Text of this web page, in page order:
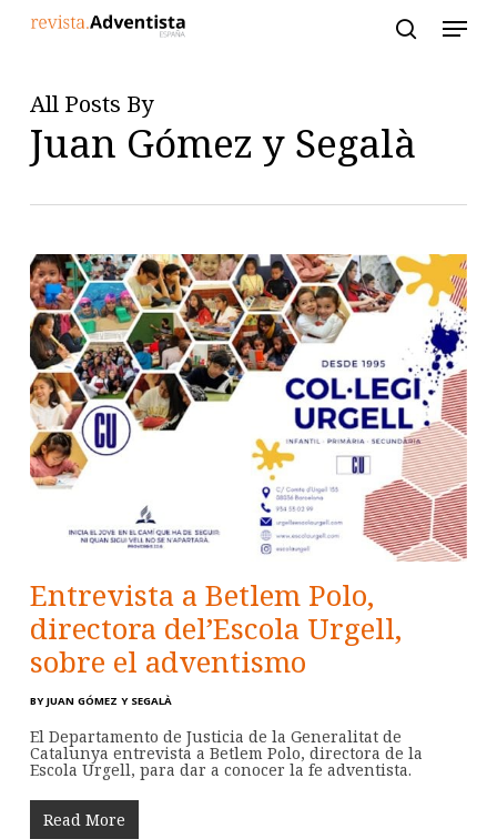
contentAll Posts By
Juan Gómez y Segalà
Entrevista a Betlem Polo,
directora del’Escola Urgell,
sobre el adventismo
BY JUAN GÓMEZ Y SEGALÀ
El Departamento de Justicia de la Generalitat de
Catalunya entrevista a Betlem Polo, directora de la
Escola Urgell, para dar a conocer la fe adventista.
Read More